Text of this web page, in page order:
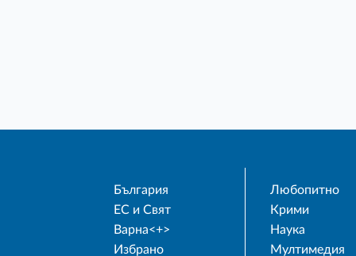
България
ЕС и Свят
Варна<+>
Избрано
Любопитно
Крими
Наука
Мултимедия